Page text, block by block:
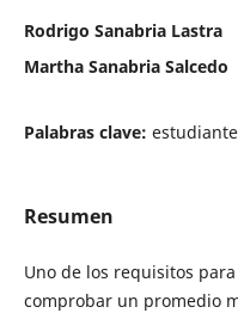
Rodrigo Sanabria Lastra
Martha Sanabria Salcedo
Palabras clave:
Resumen
Uno de los requisitos
comprobar un promedio